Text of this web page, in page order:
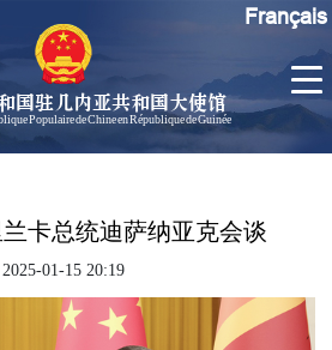
国驻几内亚共和国大使馆
Populaire de Chine en République de Guinée
大使信
使欢迎
几
Français
卡总统迪萨纳亚克会谈
2025-01-15 20:19